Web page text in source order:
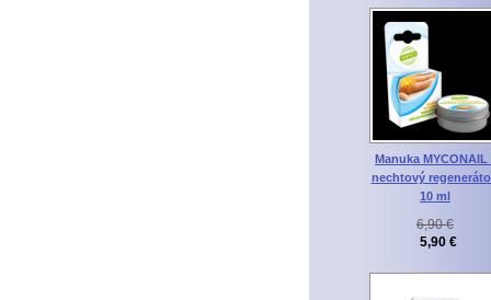
Manuka MYCONAIL
nechtový
10 ml
6,90 €
5,90 €